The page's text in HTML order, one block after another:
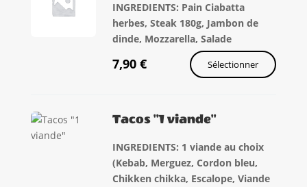
INGREDIENTS: Pain Ciabatta
herbes, Steak 180g, Jambon de
dinde, Mozzarella, Salade
7,90 € Sélectionner
Tacos "1 viande"
INGREDIENTS: 1 viande au choix
(Kebab, Merguez, Cordon bleu,
Chikken chikka, Escalope, Viande